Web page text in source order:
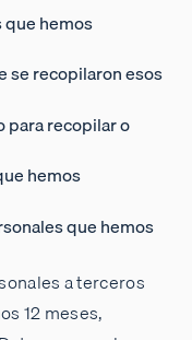
que hemos
se recopilaron esos
para recopilar o
hemos
que hemos
a terceros
12 meses,